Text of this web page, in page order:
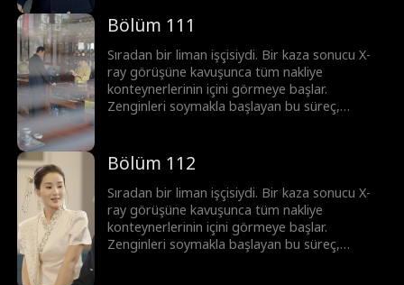
imparatorluğunu adım adım inşa ediyor. Bu
sadece şans değil; üstün görüş yeteneği ve
cesaretle yazılmış, sıfırdan zirveye uzanan bir
başarı öyküsü.
Bölüm 111
Sıradan bir liman işçisiydi. Bir kaza sonucu X-
ray görüşüne kavuşunca tüm nakliye
konteynerlerinin içini görmeye başlar.
Zenginleri soymakla başlayan bu süreç,
imparatorluğunu adım adım inşa ediyor. Bu
sadece şans değil; üstün görüş yeteneği ve
cesaretle yazılmış, sıfırdan zirveye uzanan bir
başarı öyküsü.
Bölüm 112
Sıradan bir liman işçisiydi. Bir kaza sonucu X-
ray görüşüne kavuşunca tüm nakliye
konteynerlerinin içini görmeye başlar.
Zenginleri soymakla başlayan bu süreç,